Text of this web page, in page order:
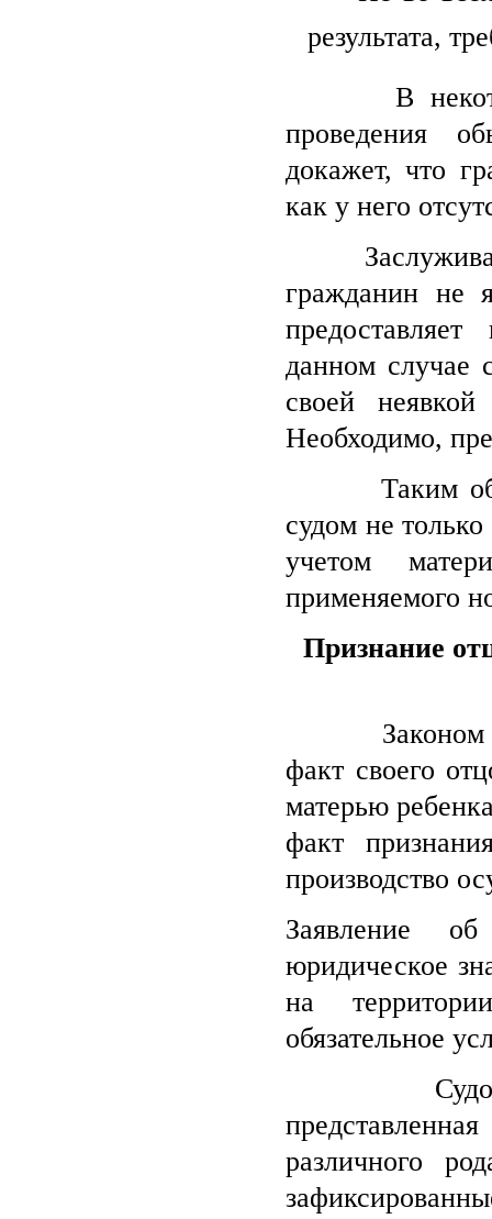
результата,
В
проведения
докажет, что
как у него
Заслуживает
гражданин не
данном случае
своей
Необходимо,
Таким
судом не
учетом
применяемого
Признание
Законом
факт своего
матерью
факт
производство
Заявление
юридическое
на
обязательное
Судом
различного